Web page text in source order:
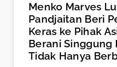
Menko Marves
Pandjaitan Beri
Keras ke Pihak
Berani Singgung
Tidak Hanya